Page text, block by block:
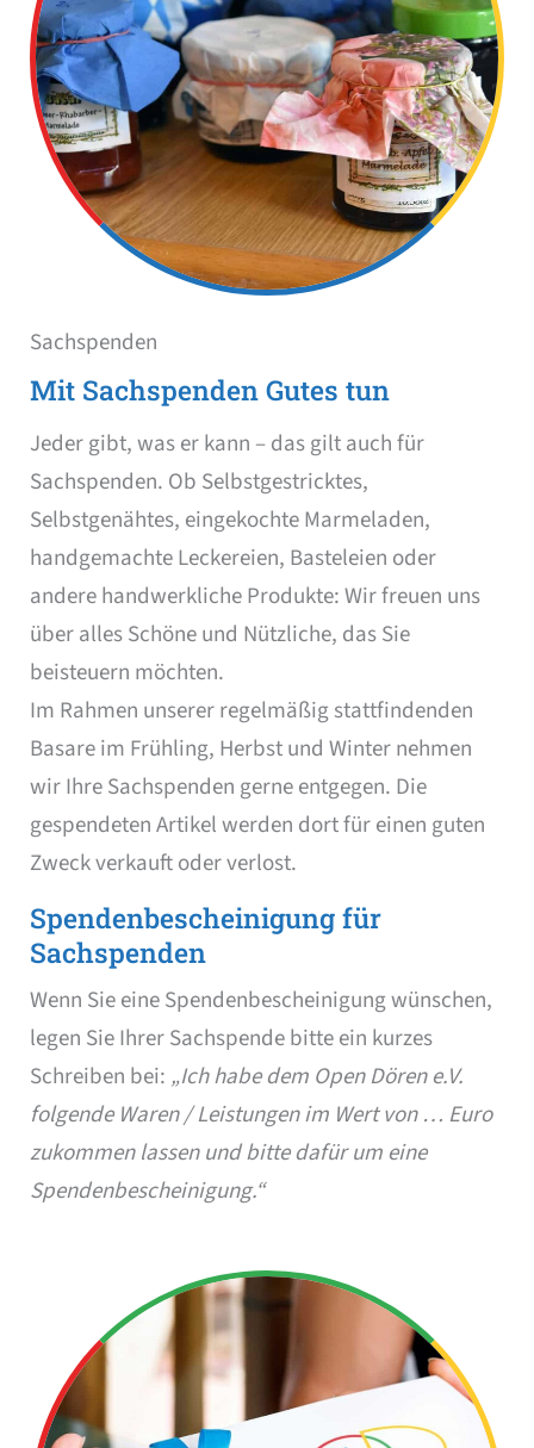
Sachspenden
Mit Sachspenden Gutes tun
Jeder gibt, was er kann – das gilt auch für
Sachspenden. Ob Selbstgestricktes,
Selbstgenähtes, eingekochte Marmeladen,
handgemachte Leckereien, Basteleien oder
andere handwerkliche Produkte: Wir freuen uns
über alles Schöne und Nützliche, das Sie
beisteuern möchten.
Im Rahmen unserer regelmäßig stattfindenden
Basare im Frühling, Herbst und Winter nehmen
wir Ihre Sachspenden gerne entgegen. Die
gespendeten Artikel werden dort für einen guten
Zweck verkauft oder verlost.
Spendenbescheinigung für
Sachspenden
Wenn Sie eine Spendenbescheinigung wünschen,
legen Sie Ihrer Sachspende bitte ein kurzes
Schreiben bei: „Ich habe dem Open Dören e.V.
folgende Waren / Leistungen im Wert von … Euro
zukommen lassen und bitte dafür um eine
Spendenbescheinigung.“